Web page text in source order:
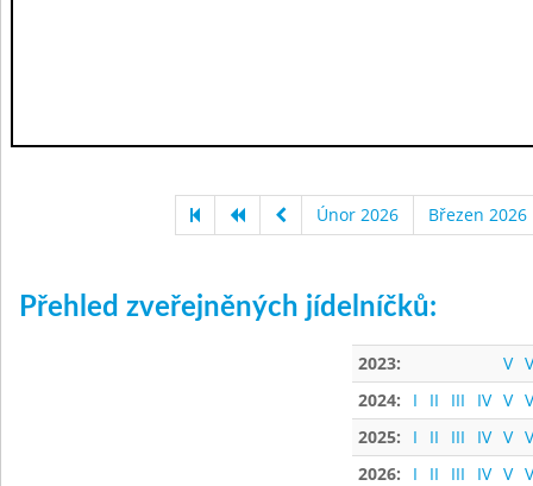
Únor 2026 Březen 2026
Přehled zveřejněných jídelníčků:
2023: V
2024:
I II III IV V
2025:
I II III IV V
2026:
I II III IV V